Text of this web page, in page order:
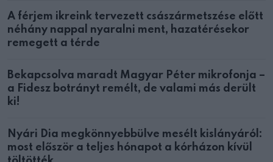
A férjem ikreink tervezett császármetszése előtt
néhány nappal nyaralni ment, hazatérésekor
remegett a térde
Bekapcsolva maradt Magyar Péter mikrofonja –
a Fidesz botrányt remélt, de valami más derült
ki!
Nyári Dia megkönnyebbülve mesélt kislányáról:
most először a teljes hónapot a kórházon kívül